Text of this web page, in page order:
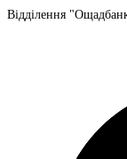
Відділення